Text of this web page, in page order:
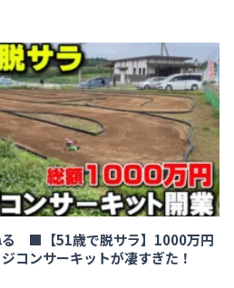
る ■【51歳で脱サラ】1000万円
コンサーキットが凄すぎた！